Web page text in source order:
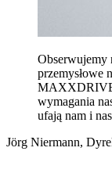
Obserwujemy
przemysłowe
wymagania
ufają nam i
Jörg Niermann,